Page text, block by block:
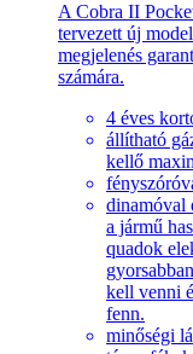
A Cobra II
tervezett új
megjelenés
számára.
4 éves
állítható
kellő
dinamóval
a jármű
quadok
kell venni
fenn.
minőségi